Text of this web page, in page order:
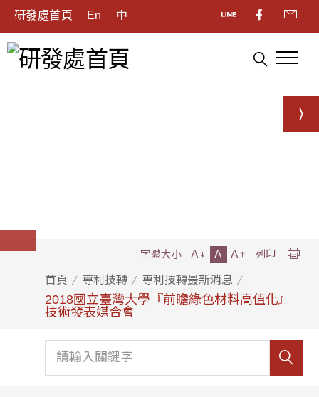
研發處首頁 En 中
首頁 專利技轉 專利技轉最新消息
2018國立臺灣大學『前瞻綠色材料高值化』
技術發表媒合會
字體大小 A A A 列印